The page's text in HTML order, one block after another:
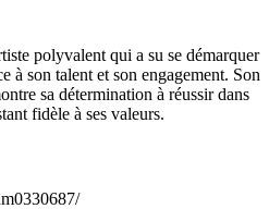
polyvalent qui a su se démarquer
à son talent et son engagement. Son
sa détermination à réussir dans
fidèle à ses valeurs.